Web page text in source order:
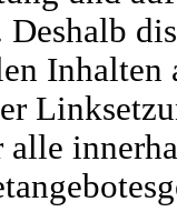
Deshalb
Inhalten